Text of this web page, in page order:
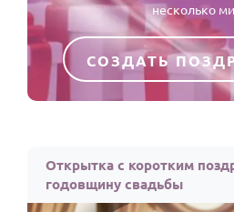
несколько
СОЗДАТЬ
Открытка с коротким
годовщину свадьбы